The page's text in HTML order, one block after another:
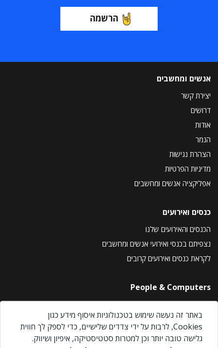
הרשמה
אנשים ומחשבים
יצירת קשר
דרושים
אודות
הנמר
הצהרת נגישות
מדיניות הפרטיות
אפליקציה אנשים ומחשבים
כנסים ואירועים
הכנסים והאירועים שלנו
נצפיתם בכנסי ואירועי אנשים ומחשבים
לקראת כנסים ואירועים קרובים
People & Computers
About Us
Privacy Policy
Contact Us
באתר זה נעשה שימוש בטכנולוגיות איסוף מידע כגון
Cookies, לרבות על ידי צדדים שלישיים, כדי לספק לך חווית
גלישה טובה יותר וכן למטרות סטטיסטיקה, איפיון ושיווק.